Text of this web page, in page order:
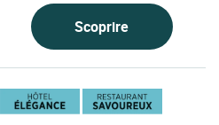
Scoprire